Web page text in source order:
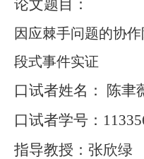
论文题目：
因应棘手问题的协
段式事件实证
口试者姓名： 陈聿
口试者学号：
指导教授：张欣绿